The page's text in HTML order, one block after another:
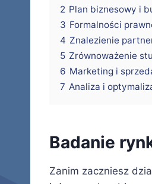
2 Plan biznesowy i
3 Formalności
4 Znalezienie
5 Zrównoważenie
6 Marketing i
7 Analiza i
Badanie
Zanim zaczniesz